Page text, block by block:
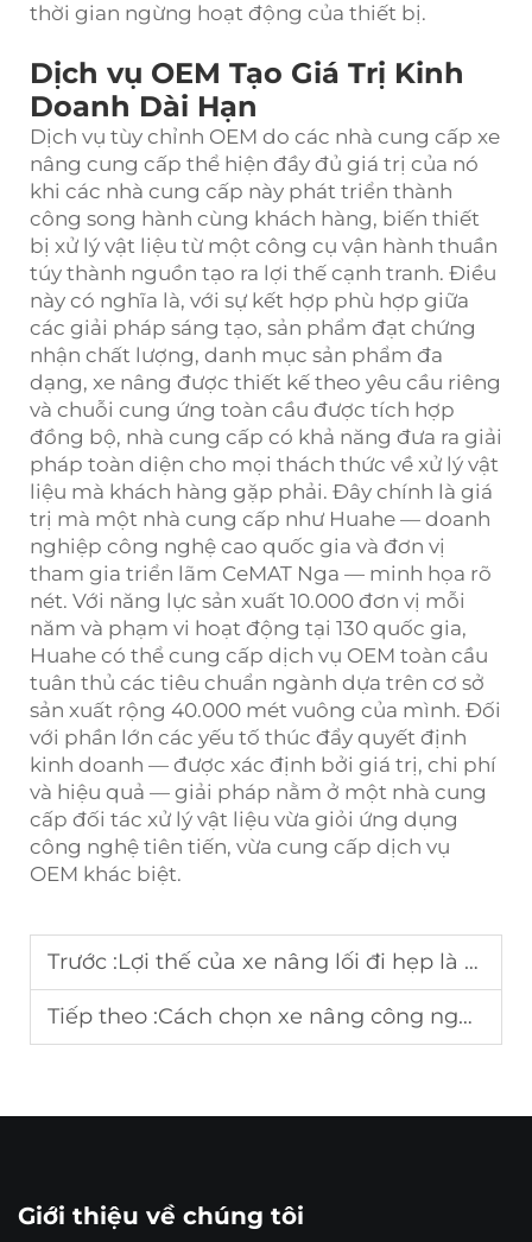
thời gian ngừng hoạt động của thiết bị.
Dịch vụ OEM Tạo Giá Trị Kinh
Doanh Dài Hạn
Dịch vụ tùy chỉnh OEM do các nhà cung cấp xe
nâng cung cấp thể hiện đầy đủ giá trị của nó
khi các nhà cung cấp này phát triển thành
công song hành cùng khách hàng, biến thiết
bị xử lý vật liệu từ một công cụ vận hành thuần
túy thành nguồn tạo ra lợi thế cạnh tranh. Điều
này có nghĩa là, với sự kết hợp phù hợp giữa
các giải pháp sáng tạo, sản phẩm đạt chứng
nhận chất lượng, danh mục sản phẩm đa
dạng, xe nâng được thiết kế theo yêu cầu riêng
và chuỗi cung ứng toàn cầu được tích hợp
đồng bộ, nhà cung cấp có khả năng đưa ra giải
pháp toàn diện cho mọi thách thức về xử lý vật
liệu mà khách hàng gặp phải. Đây chính là giá
trị mà một nhà cung cấp như Huahe — doanh
nghiệp công nghệ cao quốc gia và đơn vị
tham gia triển lãm CeMAT Nga — minh họa rõ
nét. Với năng lực sản xuất 10.000 đơn vị mỗi
năm và phạm vi hoạt động tại 130 quốc gia,
Huahe có thể cung cấp dịch vụ OEM toàn cầu
tuân thủ các tiêu chuẩn ngành dựa trên cơ sở
sản xuất rộng 40.000 mét vuông của mình. Đối
với phần lớn các yếu tố thúc đẩy quyết định
kinh doanh — được xác định bởi giá trị, chi phí
và hiệu quả — giải pháp nằm ở một nhà cung
cấp đối tác xử lý vật liệu vừa giỏi ứng dụng
công nghệ tiên tiến, vừa cung cấp dịch vụ
OEM khác biệt.
Trước :Lợi thế của xe nâng lối đi hẹp là gì?
Tiếp theo :Cách chọn xe nâng công nghiệp?
Giới thiệu về chúng tôi